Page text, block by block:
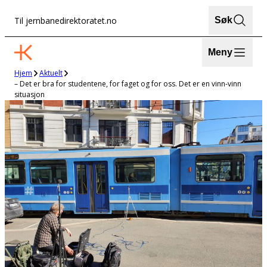
innhold
Til jernbanedirektoratet.no Søk
Meny
Hjem
Aktuelt
– Det er bra for studentene, for faget og for oss. Det er en vinn-vinn
situasjon